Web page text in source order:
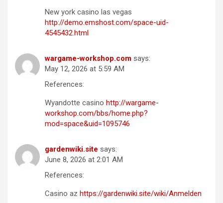
New york casino las vegas
http://demo.emshost.com/space-uid-
4545432.html
wargame-workshop.com says:
May 12, 2026 at 5:59 AM
References:
Wyandotte casino http://wargame-
workshop.com/bbs/home.php?
mod=space&uid=1095746
gardenwiki.site says:
June 8, 2026 at 2:01 AM
References:
Casino az https://gardenwiki.site/wiki/Anmelden